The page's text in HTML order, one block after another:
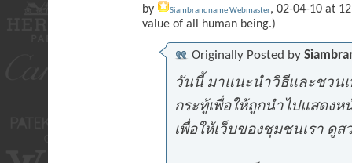
by Siambrandname Webmaster, 02-04-10 at
value of all human being.)
Originally Posted by
วันนี้ มาแนะนำวิธีและชวน
กระทู้เพื่อให้ถูกนำไปแสดงห
เพื่อให้เว็บของชุมชนเรา ดู